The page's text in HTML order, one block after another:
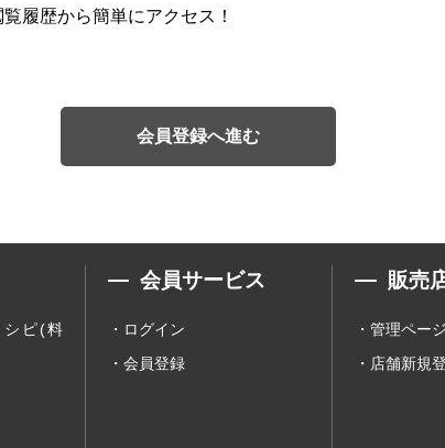
履歴から簡単にアクセス！
会員登録へ進む
シピ(料
会員サービス
ログイン
会員登録
販売
管理ペー
店舗新規